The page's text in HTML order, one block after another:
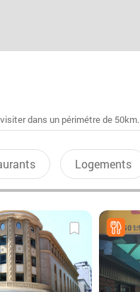
dans un périmétre de 50km.
Logements